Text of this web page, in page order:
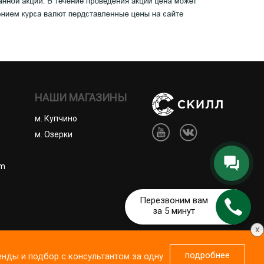
Перезвоним вам
за 5 минут
НАШИ МАГАЗИНЫ
м. Купчино
м. Озерки
сайтом https://skill-spb.ru, вы соглашаетесь с
и подбор с консультантом за одну подробнее
x